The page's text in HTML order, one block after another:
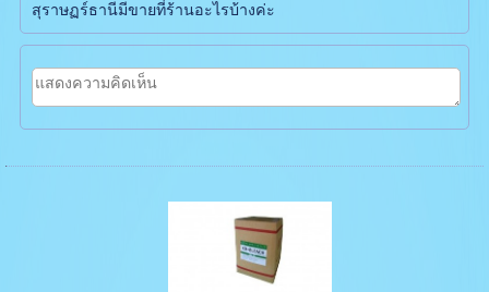
สุราษฏร์ธานีมีขายที่ร้านอะไรบ้างค่ะ